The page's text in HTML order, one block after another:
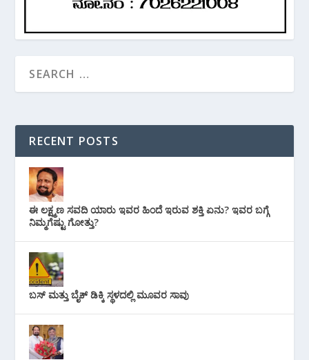
RECENT POSTS
ಈ ಲಕ್ಷ್ಮಣ ಸವದಿ ಯಾರು ಇವರ ಹಿಂದೆ ಇರುವ ಶಕ್ತಿ ಏನು? ಇವರ ಬಗ್ಗೆ
ನಿಮ್ಮಗೆಷ್ಟು ಗೋತ್ತು?
ಬಸ್ ಮತ್ತು ಬೈಕ್ ಡಿಕ್ಕಿ ಸ್ಥಳದಲ್ಲಿ ಮೂವರ ಸಾವು